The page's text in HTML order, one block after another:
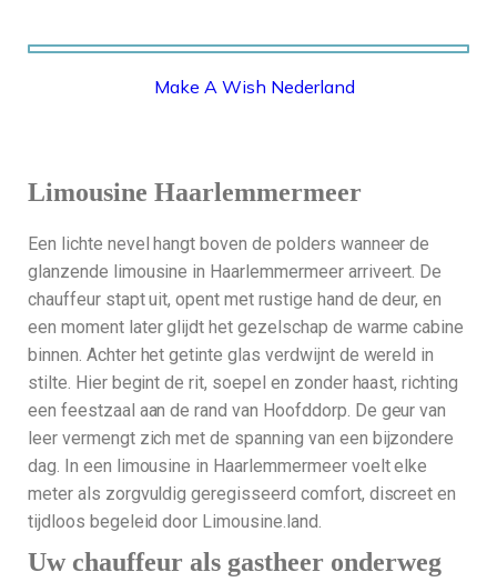
MAKE A WISH NEDERLAND
Make A Wish Nederland
Limousine Haarlemmermeer
Een lichte nevel hangt boven de polders wanneer de
glanzende limousine in Haarlemmermeer arriveert. De
chauffeur stapt uit, opent met rustige hand de deur, en
een moment later glijdt het gezelschap de warme cabine
binnen. Achter het getinte glas verdwijnt de wereld in
stilte. Hier begint de rit, soepel en zonder haast, richting
een feestzaal aan de rand van Hoofddorp. De geur van
leer vermengt zich met de spanning van een bijzondere
dag. In een limousine in Haarlemmermeer voelt elke
meter als zorgvuldig geregisseerd comfort, discreet en
tijdloos begeleid door Limousine.land.
Uw chauffeur als gastheer onderweg